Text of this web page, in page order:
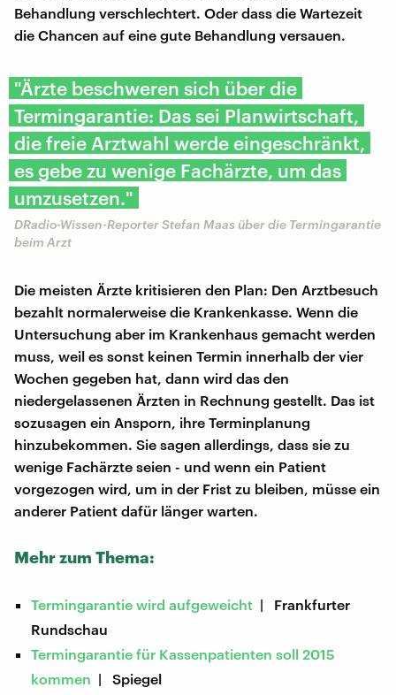
Behandlung verschlechtert. Oder dass die Wartezeit
die Chancen auf eine gute Behandlung versauen.
"Ärzte beschweren sich über die
Termingarantie: Das sei Planwirtschaft,
die freie Arztwahl werde eingeschränkt,
es gebe zu wenige Fachärzte, um das
umzusetzen."
DRadio-Wissen-Reporter Stefan Maas über die Termingarantie
beim Arzt
Die meisten Ärzte kritisieren den Plan: Den Arztbesuch
bezahlt normalerweise die Krankenkasse. Wenn die
Untersuchung aber im Krankenhaus gemacht werden
muss, weil es sonst keinen Termin innerhalb der vier
Wochen gegeben hat, dann wird das den
niedergelassenen Ärzten in Rechnung gestellt. Das ist
sozusagen ein Ansporn, ihre Terminplanung
hinzubekommen. Sie sagen allerdings, dass sie zu
wenige Fachärzte seien - und wenn ein Patient
vorgezogen wird, um in der Frist zu bleiben, müsse ein
anderer Patient dafür länger warten.
Mehr zum Thema:
Termingarantie wird aufgeweicht | Frankfurter
Rundschau
Termingarantie für Kassenpatienten soll 2015
kommen | Spiegel